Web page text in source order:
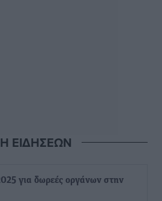
ΕΙΔΗΣΕΩΝ
για δωρεές οργάνων στην